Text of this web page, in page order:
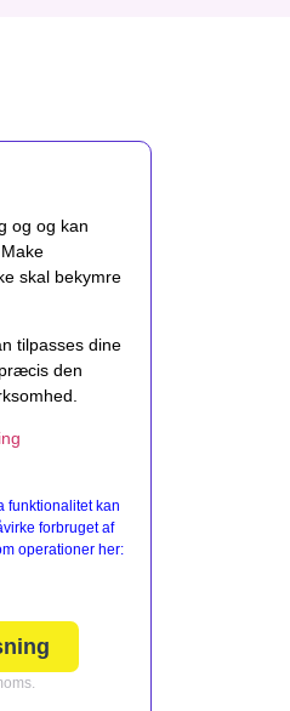
og og kan
skal bekymre
tilpasses dine
den
funktionalitet kan
forbruget af
operationer her: